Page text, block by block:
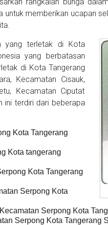
untuk memberikan ucapan
yang terletak di Kota
yang berbatasan
di Kota Tangerang
Kecamatan Cisauk,
Kecamatan Ciputat
ini terdiri dari beberapa
Kota Tangerang
Kota tangerang
Kota Tangerang
Serpong Kota
Serpong Kota
Serpong Kota Tangerang